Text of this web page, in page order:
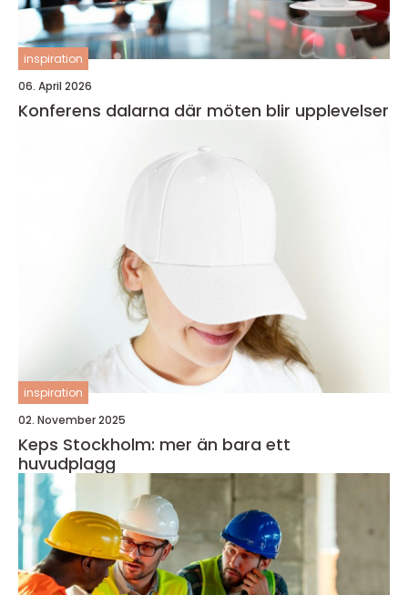
inspiration
06. April 2026
Konferens dalarna där möten blir upplevelser
inspiration
02. November 2025
Keps Stockholm: mer än bara ett
huvudplagg